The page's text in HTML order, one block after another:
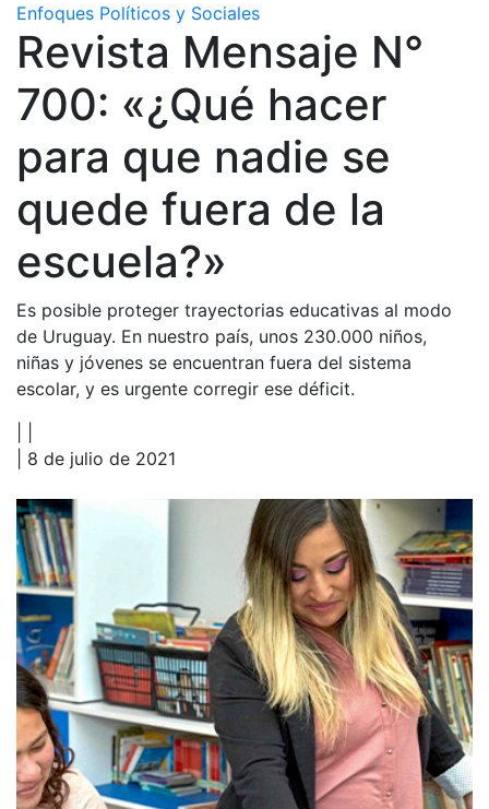
Enfoques Políticos y Sociales
Revista Mensaje N°
700: «¿Qué hacer
para que nadie se
quede fuera de la
escuela?»
Es posible proteger trayectorias educativas al modo
de Uruguay. En nuestro país, unos 230.000 niños,
niñas y jóvenes se encuentran fuera del sistema
escolar, y es urgente corregir ese déficit.
| 8 de julio de 2021